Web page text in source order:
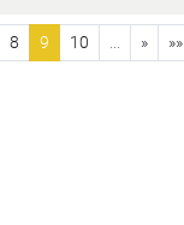
8 9 10 » »»